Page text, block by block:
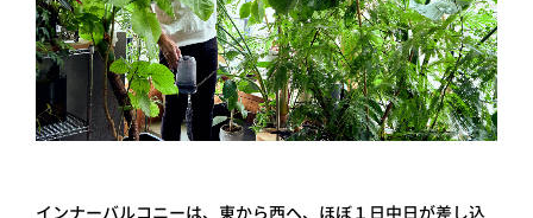
インナーバルコニーは、東から西へ、ほぼ１日中日が差し込